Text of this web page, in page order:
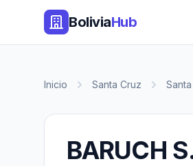
BoliviaHub
Inicio Santa Cruz
BARUCH